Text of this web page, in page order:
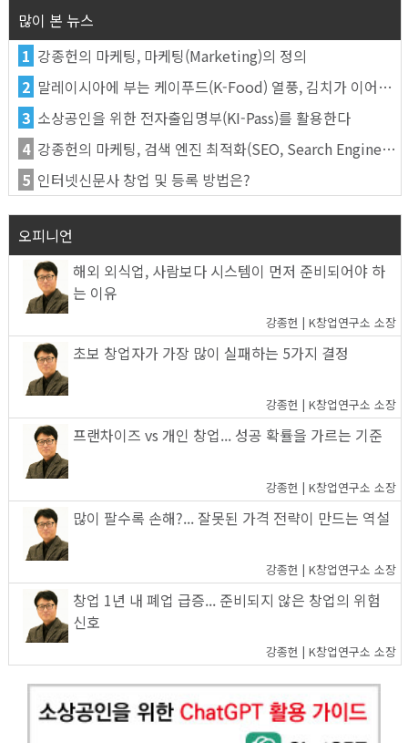
많이 본 뉴스
1 강종헌의 마케팅, 마케팅(Marketing)의 정의
2 말레이시아에 부는 케이푸드(K-Food) 열풍, 김치가 이어간다
3 소상공인을 위한 전자출입명부(KI-Pass)를 활용한다
4 강종헌의 마케팅, 검색 엔진 최적화(SEO, Search Engine Optimization)란
5 인터넷신문사 창업 및 등록 방법은?
오피니언
해외 외식업, 사람보다 시스템이 먼저 준비되어야 하
는 이유
강종헌 | K창업연구소 소장
초보 창업자가 가장 많이 실패하는 5가지 결정
강종헌 | K창업연구소 소장
프랜차이즈 vs 개인 창업... 성공 확률을 가르는 기준
강종헌 | K창업연구소 소장
많이 팔수록 손해?... 잘못된 가격 전략이 만드는 역설
강종헌 | K창업연구소 소장
창업 1년 내 폐업 급증... 준비되지 않은 창업의 위험
신호
강종헌 | K창업연구소 소장